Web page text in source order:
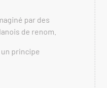
par des
de renom.
principe